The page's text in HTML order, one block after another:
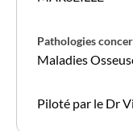
Pathologies
Maladies
Piloté par le Dr